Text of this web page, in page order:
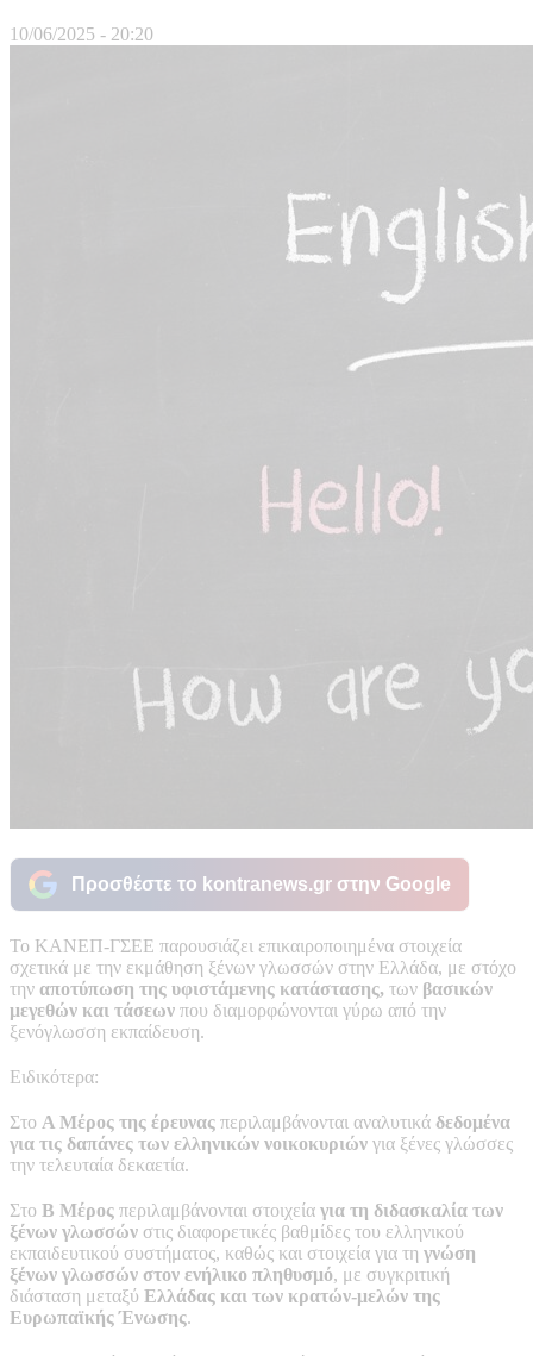
10/06/2025 - 20:20
Προσθέστε το kontranews.gr στην Google
Το ΚΑΝΕΠ-ΓΣΕΕ παρουσιάζει επικαιροποιημένα στοιχεία
σχετικά με την εκμάθηση ξένων γλωσσών στην Ελλάδα, με στόχο
την αποτύπωση της υφιστάμενης κατάστασης, των βασικών
μεγεθών και τάσεων που διαμορφώνονται γύρω από την
ξενόγλωσση εκπαίδευση.
Ειδικότερα:
Στο Α Μέρος της έρευνας περιλαμβάνονται αναλυτικά δεδομένα
για τις δαπάνες των ελληνικών νοικοκυριών για ξένες γλώσσες
την τελευταία δεκαετία.
Στο Β Μέρος περιλαμβάνονται στοιχεία για τη διδασκαλία των
ξένων γλωσσών στις διαφορετικές βαθμίδες του ελληνικού
εκπαιδευτικού συστήματος, καθώς και στοιχεία για τη γνώση
ξένων γλωσσών στον ενήλικο πληθυσμό, με συγκριτική
διάσταση μεταξύ Ελλάδας και των κρατών-μελών της
Ευρωπαϊκής Ένωσης.